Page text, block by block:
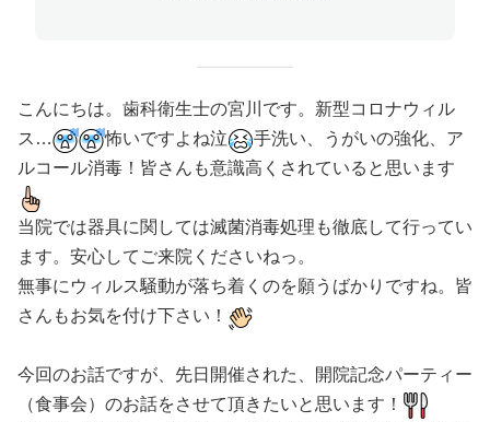
こんにちは。歯科衛生士の宮川です。新型コロナウィル
ス … 怖いですよね泣
手洗い、うがいの強化、ア
ルコール消毒！皆さんも意識高くされていると思います
当院では器具に関しては滅菌消毒処理も徹底して行ってい
ます。安心してご来院くださいねっ。
無事にウィルス騒動が落ち着くのを願うばかりですね。皆
さんもお気を付け下さい！
今回のお話ですが、先日開催された、開院記念パーティー
（食事会）のお話をさせて頂きたいと思います！